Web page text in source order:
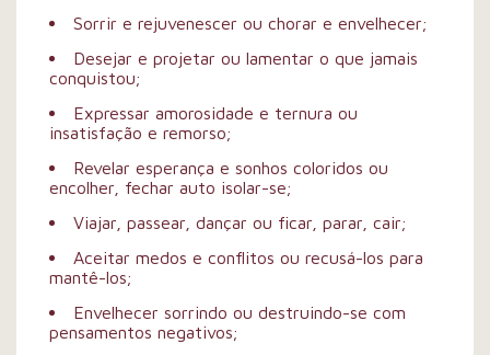
Sorrir e rejuvenescer ou chorar e envelhecer;
Desejar e projetar ou lamentar o que jamais
conquistou;
Expressar amorosidade e ternura ou
insatisfação e remorso;
Revelar esperança e sonhos coloridos ou
encolher, fechar auto isolar-se;
Viajar, passear, dançar ou ficar, parar, cair;
Aceitar medos e conflitos ou recusá-los para
mantê-los;
Envelhecer sorrindo ou destruindo-se com
pensamentos negativos;